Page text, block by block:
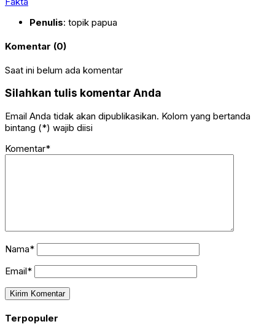
Penulis: topik papua
Komentar (0)
Saat ini belum ada komentar
Silahkan tulis komentar Anda
Email Anda tidak akan dipublikasikan. Kolom yang bertanda
bintang (*) wajib diisi
Komentar*
Nama*
Email*
Terpopuler